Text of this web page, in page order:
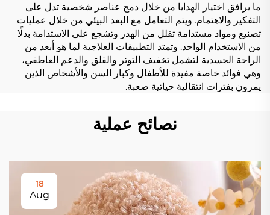
ما يرافق اختيار الهدايا من خلال دمج عناصر شخصية تدل على
التفكير والاهتمام. ويتم التعامل مع البعد البيئي من خلال عمليات
تصنيع ومواد مستدامة تقلل من الهدر وتشجع على الاستدامة بدلًا
من الاستخدام الواحد. وتمتد التطبيقات العلاجية لما هو أبعد من
الراحة الجسدية لتشمل تخفيف التوتر والقلق والدعم العاطفي،
وهي فوائد خاصة مفيدة للأطفال وكبار السن والأشخاص الذين
يمرون بفترات انتقالية حياتية صعبة.
نصائح عملية
18
Aug